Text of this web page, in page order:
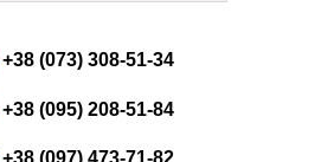
+38 (073) 308-51-34
+38 (095) 208-51-84
+38 (097) 473-71-82